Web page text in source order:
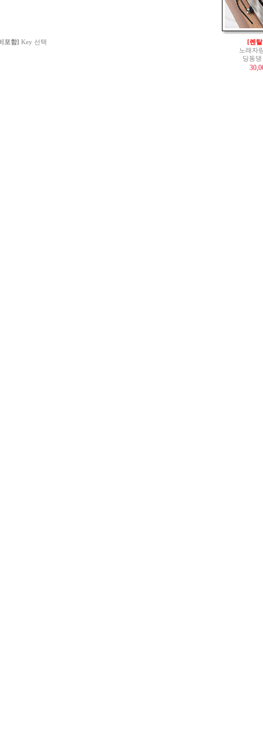
포함] Key 선택
[렌
노래자
딩동